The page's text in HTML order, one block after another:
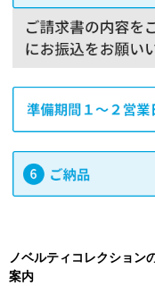
ノベルティコレクション
案内